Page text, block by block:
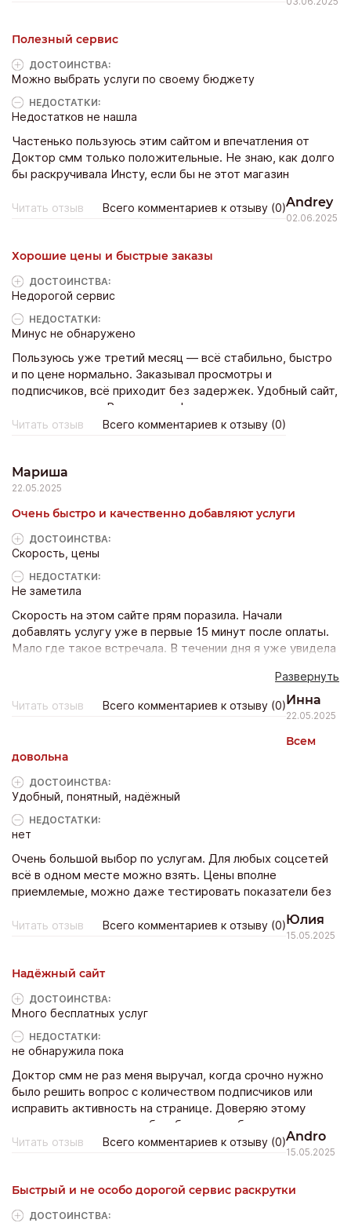
Полезный сервис
ДОСТОИНCТВА:
Можно выбрать услуги по своему бюджету
НЕДОСТАТКИ:
Недостатков не нашла
Частенько пользуюсь этим сайтом и впечатления от
Доктор смм только положительные. Не знаю, как долго
бы раскручивала Инсту, если бы не этот магазин
Читать отзыв Всего комментариев к отзыву (0)Andrey
02.06.2025
Хорошие цены и быстрые заказы
ДОСТОИНCТВА:
Недорогой сервис
НЕДОСТАТКИ:
Минус не обнаружено
Пользуюсь уже третий месяц — всё стабильно, быстро
и по цене нормально. Заказывал просмотры и
подписчиков, всё приходит без задержек. Удобный сайт,
ничего лишнего. Рекомендую!
Читать отзыв Всего комментариев к отзыву (0)
Мариша
22.05.2025
Очень быстро и качественно добавляют услуги
ДОСТОИНCТВА:
Скорость, цены
НЕДОСТАТКИ:
Не заметила
Скорость на этом сайте прям поразила. Начали
добавлять услугу уже в первые 15 минут после оплаты.
Мало где такое встречала. В течении дня я уже увидела
с заказом. Проблем не возникло ни при оформлении ни
после доставки. Все хорошо.
Развернуть
Читать отзыв Всего комментариев к отзыву (0)Инна
22.05.2025
Всем
довольна
ДОСТОИНCТВА:
Удобный, понятный, надёжный
НЕДОСТАТКИ:
нет
Очень большой выбор по услугам. Для любых соцсетей
всё в одном месте можно взять. Цены вполне
приемлемые, можно даже тестировать показатели без
Читать отзыв Всего комментариев к отзыву (0)Юлия
15.05.2025
Надёжный сайт
ДОСТОИНCТВА:
Много бесплатных услуг
НЕДОСТАТКИ:
не обнаружила пока
Доктор смм не раз меня выручал, когда срочно нужно
было решить вопрос с количеством подписчиков или
исправить активность на странице. Доверяю этому
магазину и не знаю, как бы обходилась без него
Читать отзыв Всего комментариев к отзыву (0)Andro
15.05.2025
Быстрый и не особо дорогой сервис раскрутки
ДОСТОИНCТВА: